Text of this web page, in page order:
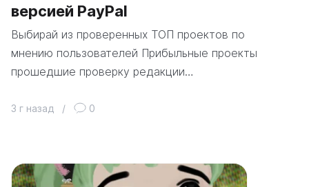
версией PayPal
Выбирай из проверенных ТОП проектов по
мнению пользователей Прибыльные проекты
прошедшие проверку редакции…
3 г назад / 0